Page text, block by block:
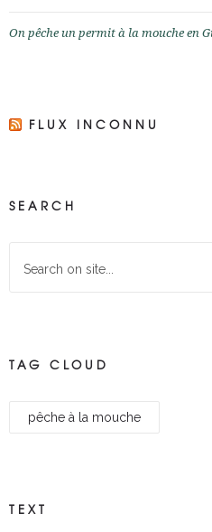
On pêche un permit à la mouche en
FLUX INCONNU
SEARCH
TAG CLOUD
pêche à la mouche
TEXT